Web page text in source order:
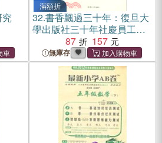
究
滿額折
32.書香飄過三十年：復旦大
學出版社三十年社慶員工文
集（簡體書）
87 157
無庫存